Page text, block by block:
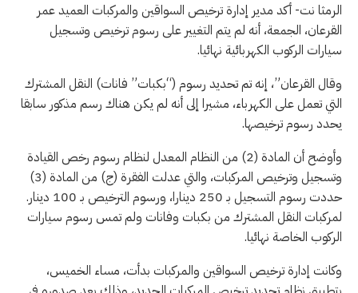
الرمثا نت- أكد مدير إدارة ترخيص السواقين والمركبات العميد عمر
القرعان، الجمعة، أنه لم يتم التغيير على رسوم ترخيص وتسجيل
سيارات الركوب الكهربائية نهائيا.
وقال القرعان”، إنه تم تحديد رسوم (“بكبات” فانات) النقل المشترك
التي تعمل على الكهرباء، مشيرا إلى أنه لم يكن هناك رسم مذكور سابقا
يحدد رسوم ترخيصها.
وأوضح أن المادة (2) من النظام المعدل لنظام رسوم رخص القيادة
وتسجيل وترخيص المركبات، والتي عدلت الفقرة (ج) من المادة (3)
حددت رسوم التسجيل بـ 250 دينارا، ورسوم الترخيص بـ 100 دينار.
لمركبات النقل المشترك من بكبات وفانات ولم تمس رسوم سيارات
الركوب الخاصة نهائيا.
وكانت إدارة ترخيص السواقين والمركبات بدأت، مساء الخميس،